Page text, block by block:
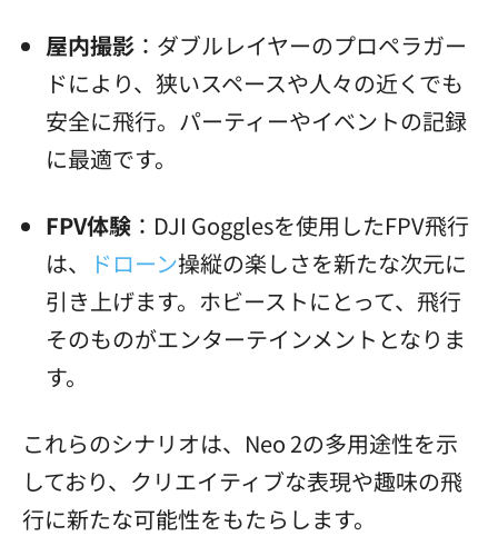
屋内撮影 ：ダブルレイヤーのプロペラガー
ドにより、狭いスペースや人々の近くでも
安全に飛行。パーティーやイベントの記録
に最適です。
FPV体験 ：DJI Gogglesを使用したFPV飛行
は、
ドローン操縦の楽しさを新たな次元に
引き上げます。ホビーストにとって、飛行
そのものがエンターテインメントとなりま
す。
これらのシナリオは、Neo 2の多用途性を示
しており、クリエイティブな表現や趣味の飛
行に新たな可能性をもたらします。